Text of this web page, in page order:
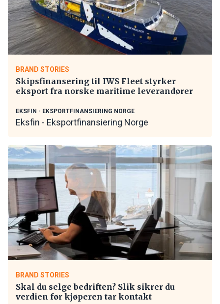
BRAND STORIES
Skipsfinansering til IWS Fleet styrker
eksport fra norske maritime leverandører
EKSFIN - EKSPORTFINANSIERING NORGE
Eksfin - Eksportfinansiering Norge
BRAND STORIES
Skal du selge bedriften? Slik sikrer du
verdien før kjøperen tar kontakt